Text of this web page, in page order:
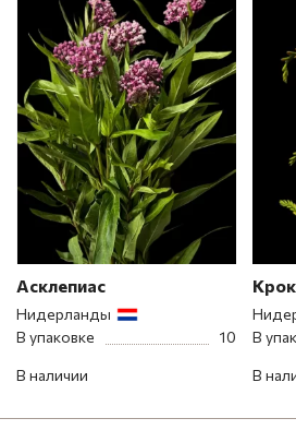
Асклепиас
Нидерланды
В упаковке
10
В наличии
В
В